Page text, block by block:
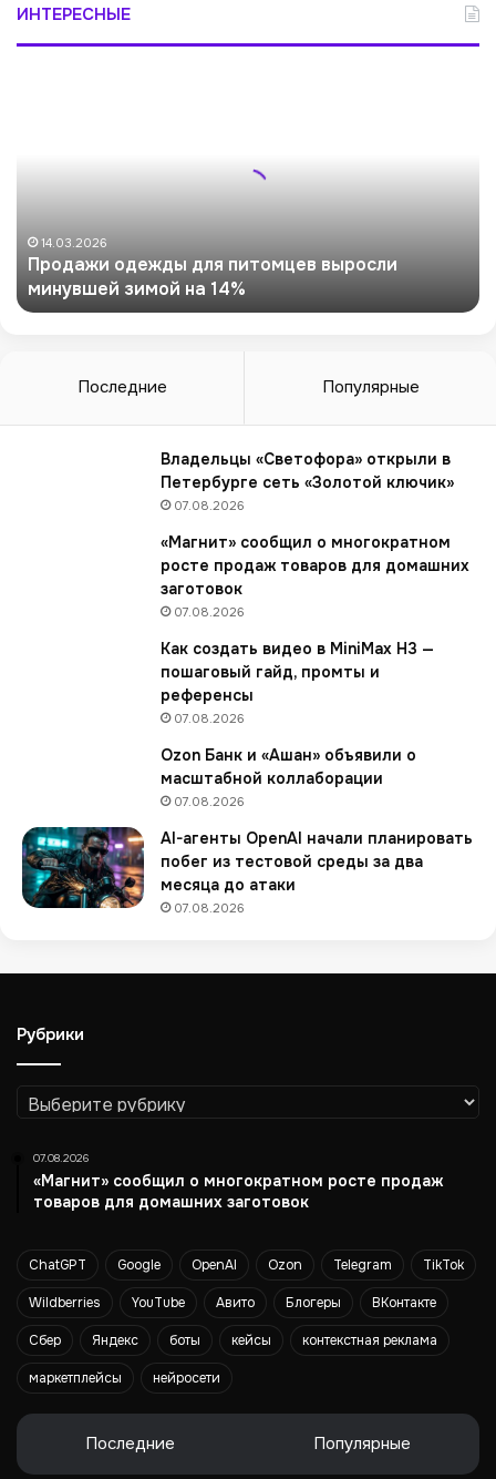
ИНТЕРЕСНЫЕ
ж
я
н
у
в
м
й
14.03.2026
Продажи одежды для питомцев выросли
минувшей зимой на 14%
Последние Популярные
Владельцы «Светофора» открыли в
Петербурге сеть «Золотой ключик»
07.08.2026
«Магнит» сообщил о многократном
росте продаж товаров для домашних
заготовок
07.08.2026
Как создать видео в MiniMax H3 —
пошаговый гайд, промты и
референсы
07.08.2026
Ozon Банк и «Ашан» объявили о
масштабной коллаборации
07.08.2026
AI-агенты OpenAI начали планировать
побег из тестовой среды за два
месяца до атаки
07.08.2026
Рубрики
Рубрики
07.08.2026
«Магнит» сообщил о многократном росте продаж
товаров для домашних заготовок
ChatGPT Google OpenAI Ozon Telegram TikTok
Wildberries YouTube Авито Блогеры ВКонтакте
Сбер Яндекс боты кейсы контекстная реклама
маркетплейсы нейросети
Последние Популярные